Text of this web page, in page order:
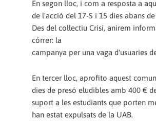
En segon lloc, i com a resposta a
de l'acció del 17-S i 15 dies abans
Des del col·lectiu Crisi, anirem
córrer: la
campanya per una vaga d'usuaries
En tercer lloc, aprofito aquest
dies de presó eludibles amb 400 €
suport a les estudiants que porten
han estat expulsats de la UAB.